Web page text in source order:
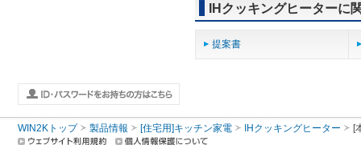
IHクッキングヒーターに
提案書
WIN2Kトップ 製品情報 [住宅用]キッチン家電 IHクッキングヒーター [